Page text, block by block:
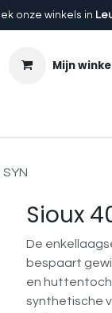
onze winkels in
Mijn
SYN
Sioux
De
bespaart
en
synthetische